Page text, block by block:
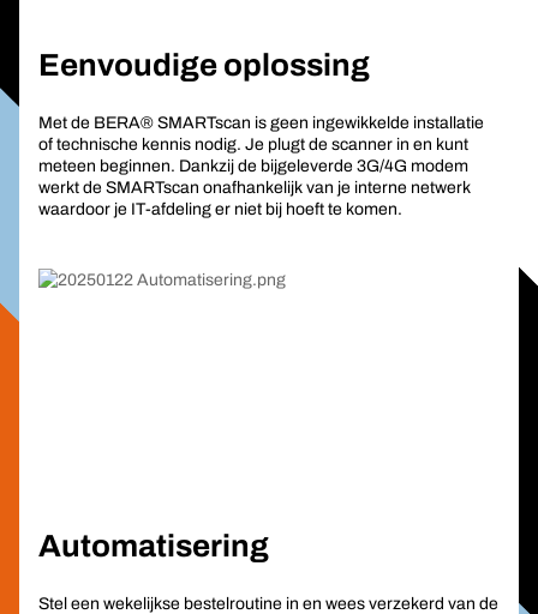
Eenvoudige oplossing
Met de BERA® SMARTscan is geen ingewikkelde installatie
of technische kennis nodig. Je plugt de scanner in en kunt
meteen beginnen. Dankzij de bijgeleverde 3G/4G modem
werkt de SMARTscan onafhankelijk van je interne netwerk
waardoor je IT-afdeling er niet bij hoeft te komen.
Automatisering
Stel een wekelijkse bestelroutine in en wees verzekerd van de